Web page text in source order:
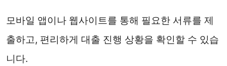
모바일 앱이나 웹사이트를 통해 필요한 서류를 제
출하고, 편리하게 대출 진행 상황을 확인할 수 있습
니다.